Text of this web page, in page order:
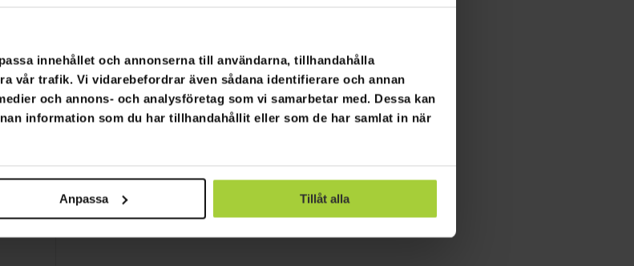
innehållet och annonserna till användarna, tillhandahålla
vår trafik. Vi vidarebefordrar även sådana identifierare och annan
och annons- och analysföretag som vi samarbetar med. Dessa kan
information som du har tillhandahållit eller som de har samlat in när
Anpassa Tillåt alla